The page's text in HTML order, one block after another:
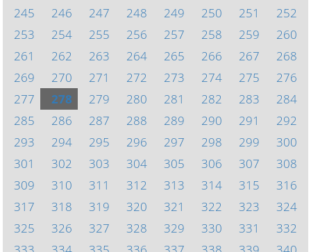
245
246 247 248 249 250 251
252
253
254 255 256 257 258 259
260
261
262 263 264 265 266 267
268
269
270 271 272 273 274 275
276
277
278 279 280 281 282 283
284
285
286 287 288 289 290 291
292
293
294 295 296 297 298 299
300
301
302 303 304 305 306 307
308
309
310 311 312 313 314 315
316
317
318 319 320 321 322 323
324
325
326 327 328 329 330 331
332